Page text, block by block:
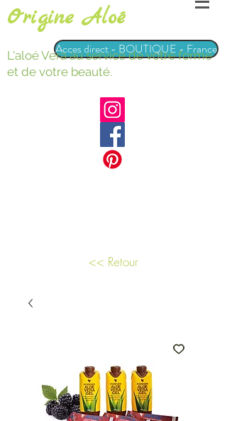
Acces direct - BOUTIQUE - France
Origine Aloé
L'aloé Vera au service de votre forme
et de votre beauté.
<< Retour